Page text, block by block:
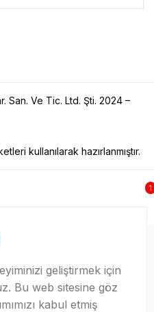
San. Ve Tic. Ltd. Şti. 2024 –
kullanılarak hazırlanmıştır.
geliştirmek için
Bu web sitesine göz
kabul etmiş
1
lütfen müşteri